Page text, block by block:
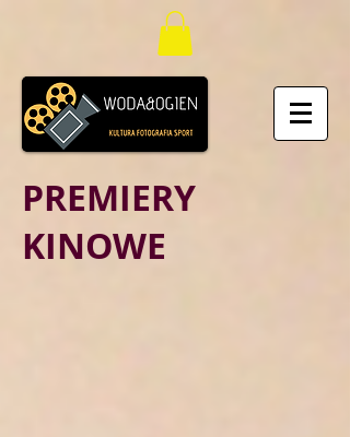
PREMIERY
KINOWE